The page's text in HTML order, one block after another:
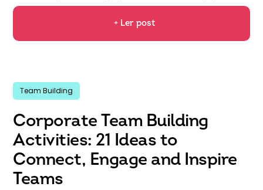
+ Ler post
Team Building
Corporate Team Building
Activities: 21 Ideas to
Connect, Engage and Inspire
Teams